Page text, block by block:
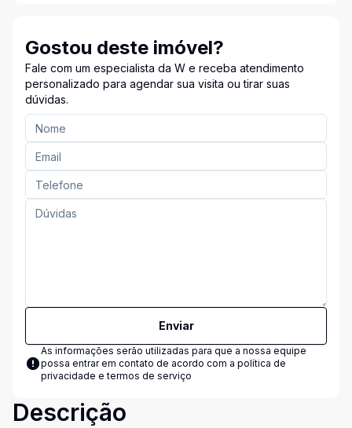
Gostou deste imóvel?
Fale com um especialista da W e receba atendimento
personalizado para agendar sua visita ou tirar suas
dúvidas.
Enviar
As informações serão utilizadas para que a nossa equipe
possa entrar em contato de acordo com a política de
privacidade e termos de serviço
Descrição